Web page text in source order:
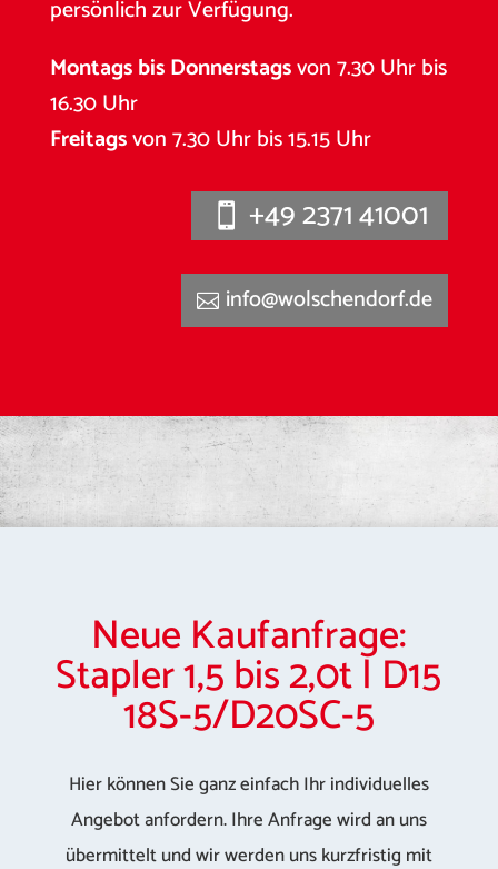
persönlich zur Verfügung.
Montags bis Donnerstagsvon 7.30 Uhr bis
16.30 Uhr
Freitagsvon 7.30 Uhr bis 15.15 Uhr
+49 2371 41001
info@wolschendorf.de
Neue Kaufanfrage:
Stapler 1,5 bis 2,0t | D15
18S-5/D20SC-5
Hier können Sie ganz einfach Ihr individuelles
Angebot anfordern. Ihre Anfrage wird an uns
übermittelt und wir werden uns kurzfristig mit